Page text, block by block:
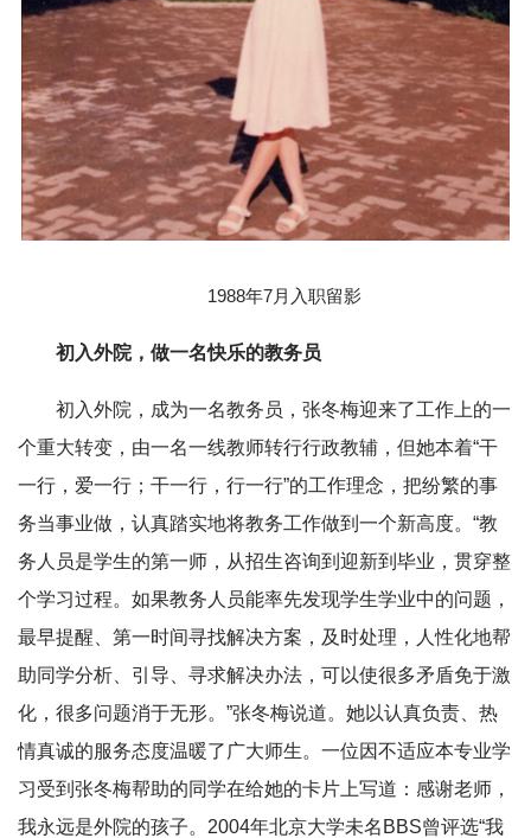
1988年7月入职留影
初入外院，做一名快乐的教务员
初入外院，成为一名教务员，张冬梅迎来了工作上的一
个重大转变，由一名一线教师转行行政教辅，但她本着“干
一行，爱一行；干一行，行一行”的工作理念，把纷繁的事
务当事业做，认真踏实地将教务工作做到一个新高度。“教
务人员是学生的第一师，从招生咨询到迎新到毕业，贯穿整
个学习过程。如果教务人员能率先发现学生学业中的问题，
最早提醒、第一时间寻找解决方案，及时处理，人性化地帮
助同学分析、引导、寻求解决办法，可以使很多矛盾免于激
化，很多问题消于无形。”张冬梅说道。她以认真负责、热
情真诚的服务态度温暖了广大师生。一位因不适应本专业学
习受到张冬梅帮助的同学在给她的卡片上写道：感谢老师，
我永远是外院的孩子。2004年北京大学未名BBS曾评选“我